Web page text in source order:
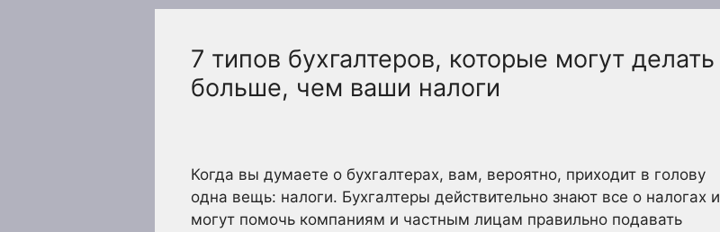
7 типов бухгалтеров, которые могут делать
больше, чем ваши налоги
Когда вы думаете о бухгалтерах, вам, вероятно, приходит в голову
одна вещь: налоги. Бухгалтеры действительно знают все о налогах и
могут помочь компаниям и частным лицам правильно подавать